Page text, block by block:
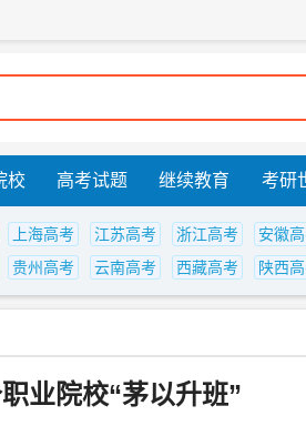
校 高考试题 继续教育 考研
上海高考 江苏高考 浙江高考 安徽
贵州高考 云南高考 西藏高考 陕西
业院校“茅以升班”